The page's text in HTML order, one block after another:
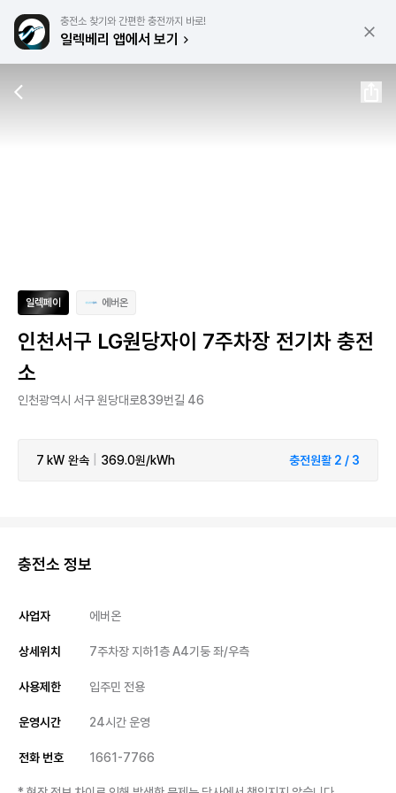
충전소 찾기와 간편한 충전까지 바로!
일렉베리 앱에서 보기
일렉페이 에버온
인천서구 LG원당자이 7주차장 전기차 충전
소
인천광역시 서구 원당대로839번길 46
7 kW 완속 369.0원/kWh 충전원활 2 / 3
충전소 정보
사업자 에버온
상세위치 7주차장 지하1층 A4기둥 좌/우측
사용제한 입주민 전용
운영시간 24시간 운영
전화 번호 1661-7766